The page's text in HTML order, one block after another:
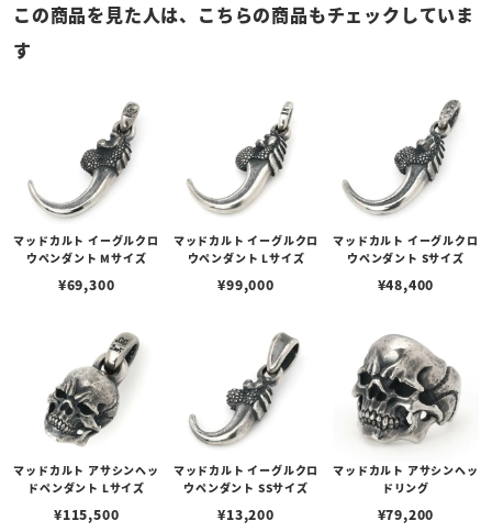
この商品を見た人は、こちらの商品もチェックしていま
す
マッドカルト イーグルクロ
ウペンダント Mサイズ
¥69,300
マッドカルト イーグルクロ
ウペンダント Lサイズ
¥99,000
マッドカルト イーグルクロ
ウペンダント Sサイズ
¥48,400
マッドカルト アサシンヘッ
ドペンダント Lサイズ
¥115,500
マッドカルト イーグルクロ
ウペンダント SSサイズ
¥13,200
マッドカルト アサシンヘッ
ドリング
¥79,200